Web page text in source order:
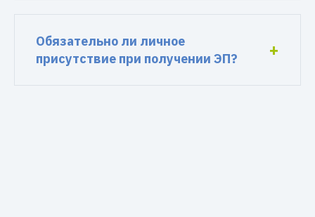
Обязательно ли личное
присутствие при получении ЭП?